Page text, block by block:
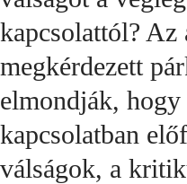
kapcsolattól? Az
megkérdezett
elmondják, hogy
kapcsolatban
válságok, a